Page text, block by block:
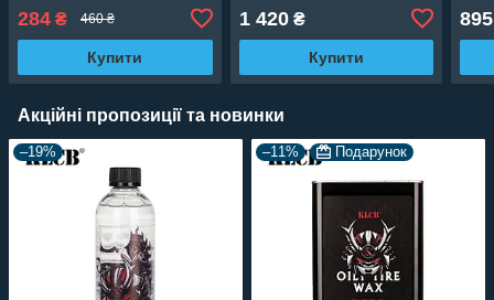
284 ₴ 460 ₴
Купити
1 420₴
Купити
895
Акційні пропозиції та новинки
–19% –11% Подарунок